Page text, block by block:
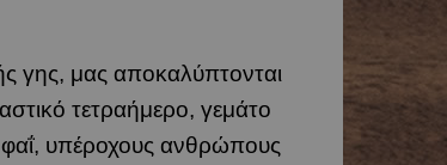
γης, μας αποκαλύπτονται
τετραήμερο, γεμάτο
υπέροχους ανθρώπους